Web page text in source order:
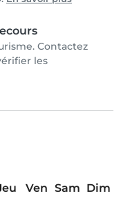
Contactez
les
Ven Sam Dim